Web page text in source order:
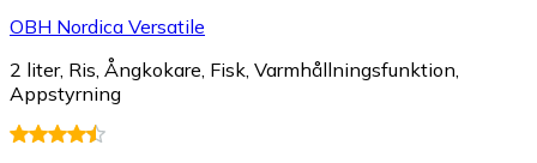
OBH Nordica Versatile
2 liter, Ris, Ångkokare, Fisk, Varmhållningsfunktion,
Appstyrning